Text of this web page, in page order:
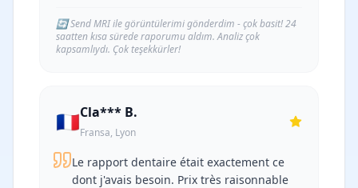
🔄Send MRI ile görüntülerimi gönderdim - çok basit! 24
saatten kısa sürede raporumu aldım. Analiz çok
kapsamlıydı. Çok teşekkürler!
🇫🇷Cla*** B.
Fransa, Lyon
Le rapport dentaire était exactement ce
dont j'avais besoin. Prix très raisonnable